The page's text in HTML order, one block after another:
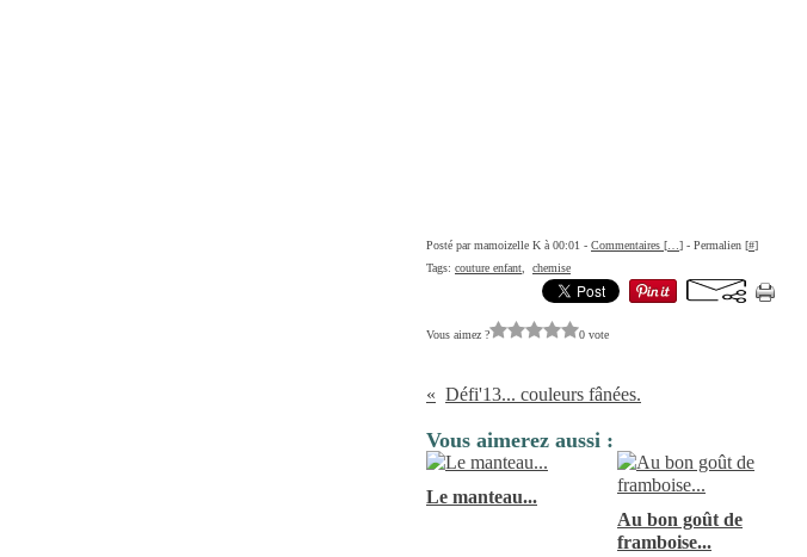
Posté par mamoizelle K à 00:01 - Commentaires [ ] - Permalien [#]
Tags: couture enfant chemise
Vous aimez ? 0 vote
Défi'13... couleurs fânées.
Vous aimerez aussi :
Le manteau...
Au bon goût de
framboise...